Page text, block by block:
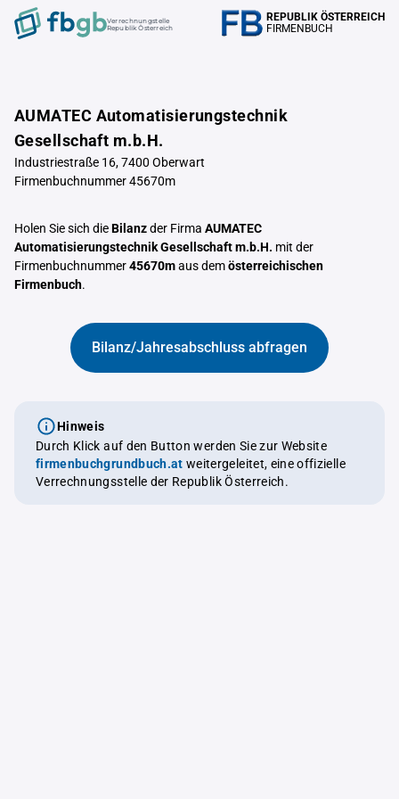
Verrechnungstelle
Republik Österreich
REPUBLIK ÖSTERREICH
FIRMENBUCH
AUMATEC Automatisierungstechnik
Gesellschaft m.b.H.
Industriestraße 16, 7400 Oberwart
Firmenbuchnummer 45670m
Holen Sie sich dieBilanzder Firma AUMATEC
Automatisierungstechnik Gesellschaft m.b.H. mit der
Firmenbuchnummer45670maus demösterreichischen
Firmenbuch.
Bilanz/Jahresabschluss abfragen
Hinweis
Durch Klick auf den Button werden Sie zur Website
firmenbuchgrundbuch.at weitergeleitet, eine offizielle
Verrechnungsstelle der Republik Österreich.